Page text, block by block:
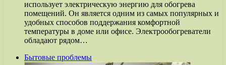
использует электрическую энергию для обогрева
помещений. Он является одним из самых популярных и
удобных способов поддержания комфортной
температуры в доме или офисе. Электрообогреватели
обладают рядом…
Бытовые проблемы